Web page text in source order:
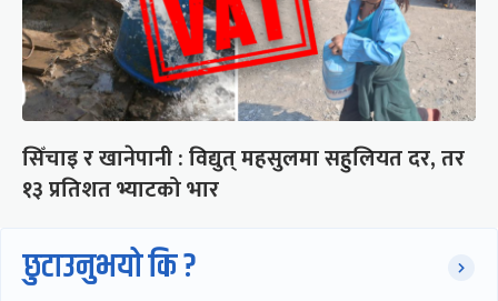
सिँचाइ र खानेपानी : विद्युत् महसुलमा सहुलियत दर, तर
१३ प्रतिशत भ्याटको भार
छुटाउनुभयो कि ?